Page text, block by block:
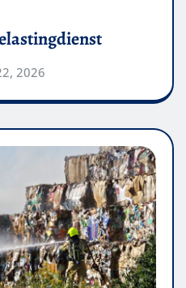
2026